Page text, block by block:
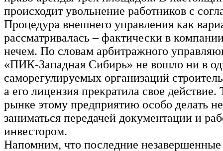
происходит увольнение работников с
Процедура внешнего управления как
рассматривалась – фактически в
нечем. По словам арбитражного
«ПИК-Западная Сибирь» не вошло ни в
саморегулируемых организаций
а его лицензия прекратила свое действие.
рынке этому предприятию особо делать
заниматься передачей документации и
инвестором.
Напомним, что последние